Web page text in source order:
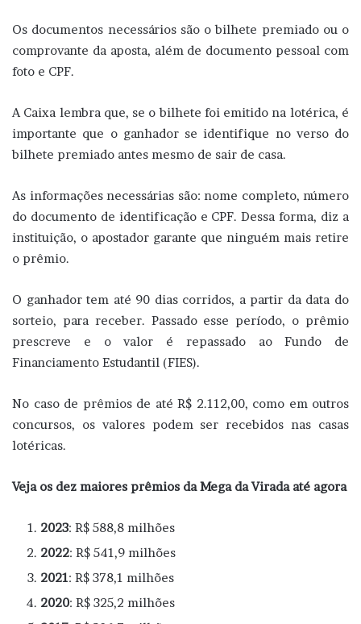
Os documentos necessários são o bilhete premiado ou o
comprovante da aposta, além de documento pessoal com
foto e CPF.
A Caixa lembra que, se o bilhete foi emitido na lotérica, é
importante que o ganhador se identifique no verso do
bilhete premiado antes mesmo de sair de casa.
As informações necessárias são: nome completo, número
do documento de identificação e CPF. Dessa forma, diz a
instituição, o apostador garante que ninguém mais retire
o prêmio.
O ganhador tem até 90 dias corridos, a partir da data do
sorteio, para receber. Passado esse período, o prêmio
prescreve e o valor é repassado ao Fundo de
Financiamento Estudantil (FIES).
No caso de prêmios de até R$ 2.112,00, como em outros
concursos, os valores podem ser recebidos nas casas
lotéricas.
Veja os dez maiores prêmios da Mega da Virada até agora
2023: R$ 588,8 milhões
2022: R$ 541,9 milhões
2021: R$ 378,1 milhões
2020: R$ 325,2 milhões